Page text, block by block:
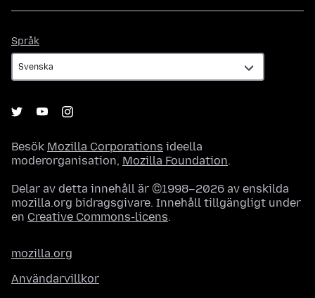
Språk
Besök Mozilla Corporations ideella
moderorganisation, Mozilla Foundation.
Delar av detta innehåll är ©1998–2026 av enskilda
mozilla.org bidragsgivare. Innehåll tillgängligt under
en Creative Commons-licens.
mozilla.org
Användarvillkor